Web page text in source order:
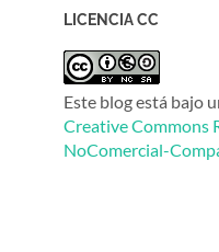
LICENCIA CC
Este blog está bajo
Creative Commons
NoComercial-